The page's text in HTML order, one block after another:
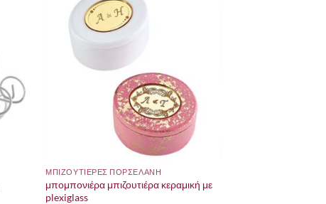
ΜΠΙΖΟΥΤΙΕΡΕΣ ΠΟΡΣΕΛΑΝΗ
μπομπονιέρα μπιζουτιέρα κεραμική με
plexiglass